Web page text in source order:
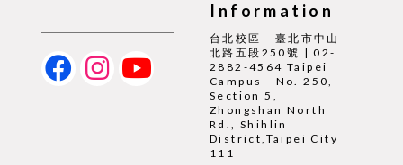
Information
台北校區 - 臺北市中山
北路五段250號 | 02-
2882-4564 Taipei
Campus - No. 250,
Section 5,
Zhongshan North
Rd., Shihlin
District,Taipei City
111